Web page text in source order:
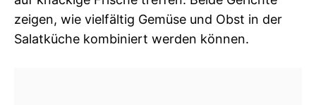
zeigen, wie vielfältig Gemüse und Obst in der
Salatküche kombiniert werden können.